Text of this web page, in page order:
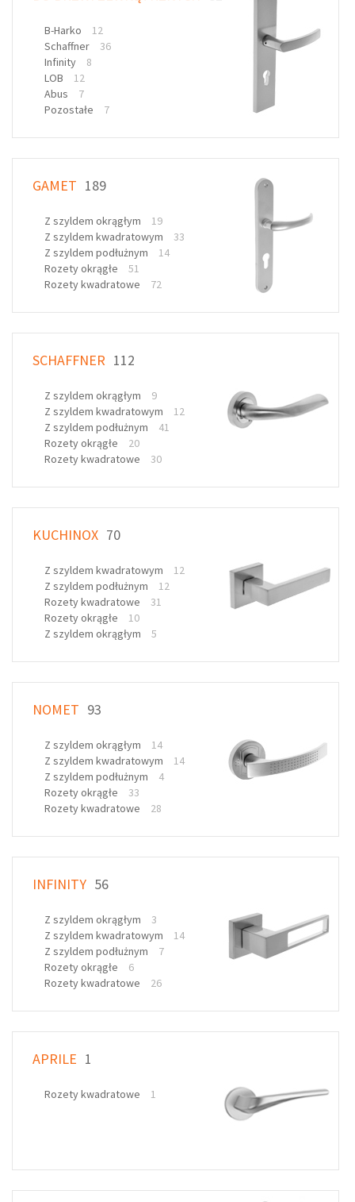
B-Harko
12
Schaffner
36
Infinity
8
LOB
12
Abus
7
Pozostałe
7
GAMET 189
Z szyldem okrągłym
19
Z szyldem kwadratowym
33
Z szyldem podłużnym
14
Rozety okrągłe
51
Rozety kwadratowe
72
SCHAFFNER 112
Z szyldem okrągłym
9
Z szyldem kwadratowym
12
Z szyldem podłużnym
41
Rozety okrągłe
20
Rozety kwadratowe
30
KUCHINOX 70
Z szyldem kwadratowym
12
Z szyldem podłużnym
12
Rozety kwadratowe
31
Rozety okrągłe
10
Z szyldem okrągłym
5
NOMET 93
Z szyldem okrągłym
14
Z szyldem kwadratowym
14
Z szyldem podłużnym
4
Rozety okrągłe
33
Rozety kwadratowe
28
INFINITY 56
Z szyldem okrągłym
3
Z szyldem kwadratowym
14
Z szyldem podłużnym
7
Rozety okrągłe
6
Rozety kwadratowe
26
APRILE 1
Rozety kwadratowe 1